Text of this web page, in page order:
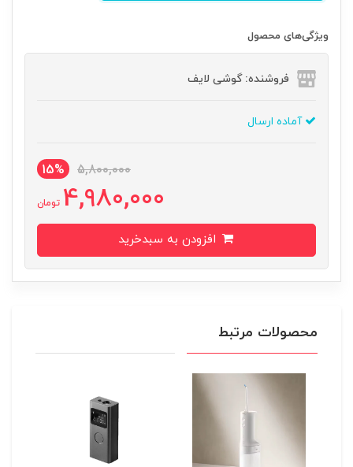
ویژگی‌های محصول
فروشنده: گوشی لایف
آماده ارسال
5,800,000
15%
4,980,000 تومان
محصولات مرتبط